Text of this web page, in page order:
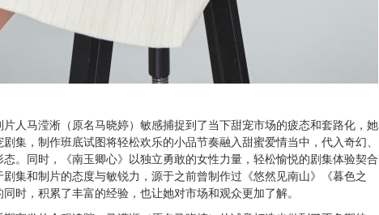
人马滢淅（原名马晓婷）敏感捕捉到了当下甜宠市场的疲态和套路化，她
集，制作班底试图将轻松欢乐的小品节奏融入甜蜜爱情当中，代入奇幻、
。同时，《南玉卿心》以独立勇敢的女性力量，轻松愉悦的剧集体验契合
集和制片的态度与敏锐力，源于之前曾制作过《悠然见南山》《暮色之
时，积累了丰富的经验，也让她对市场和观众更加了解。